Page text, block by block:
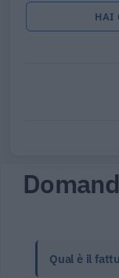
HAI
Qual è il